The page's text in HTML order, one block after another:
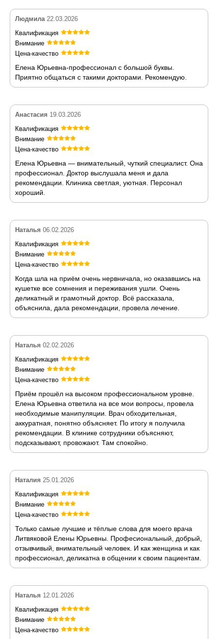
Людмила 22.03.2026
Квалификация
Внимание
Цена-качество
Елена Юрьевна-профессионал с большой буквы.
Приятно общаться с такими докторами. Рекомендую.
Анастасия 19.03.2026
Квалификация
Внимание
Цена-качество
Елена Юрьевна — внимательный, чуткий специалист. Она
профессионал. Доктор выслушала меня и дала
рекомендации. Клиника светлая, уютная. Персонал
хороший.
Наталья 06.02.2026
Квалификация
Внимание
Цена-качество
Когда шла на приём очень нервничала, но оказавшись на
кушетке все сомнения и переживания ушли. Очень
деликатный и грамотный доктор. Всё рассказала,
объяснила, дала рекомендации, провела лечение.
Наталья 02.02.2026
Квалификация
Внимание
Цена-качество
Приём прошёл на высоком профессиональном уровне.
Елена Юрьевна ответила на все мои вопросы, провела
необходимые манипуляции. Врач обходительная,
аккуратная, понятно объясняет. По итогу я получила
рекомендации. В клинике сотрудники объясняют,
подсказывают, провожают. Там спокойно.
Наталия 25.01.2026
Квалификация
Внимание
Цена-качество
Только самые лучшие и тёплые слова для моего врача
Литвяковой Елены Юрьевны. Професиональный, добрый,
отзывчивый, внимательный человек. И как женщина и как
профессионал, деликатна в общении к своим пациентам.
Наталья 12.01.2026
Квалификация
Внимание
Цена-качество